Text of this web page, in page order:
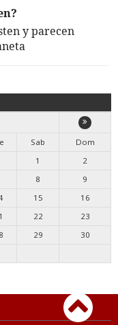
y parecen
Sab
Dom
1
2
8
9
15
16
22
23
29
30